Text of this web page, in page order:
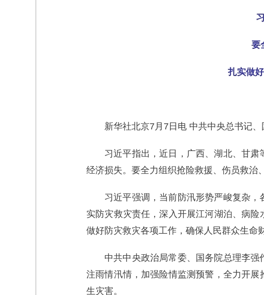
要
扎实做
新华社北京7月7日电 中共中央总书记
习近平指出，近日，广西、湖北、甘
经济损失。要全力组织抢险救援、伤员救治
习近平强调，当前防汛形势严峻复杂
实防灾救灾责任，深入开展江河湖泊、病
做好防灾救灾各项工作，确保人民群众生命
中共中央政治局常委、国务院总理李
注雨情汛情，加强险情监测预警，全力开
生灾害。